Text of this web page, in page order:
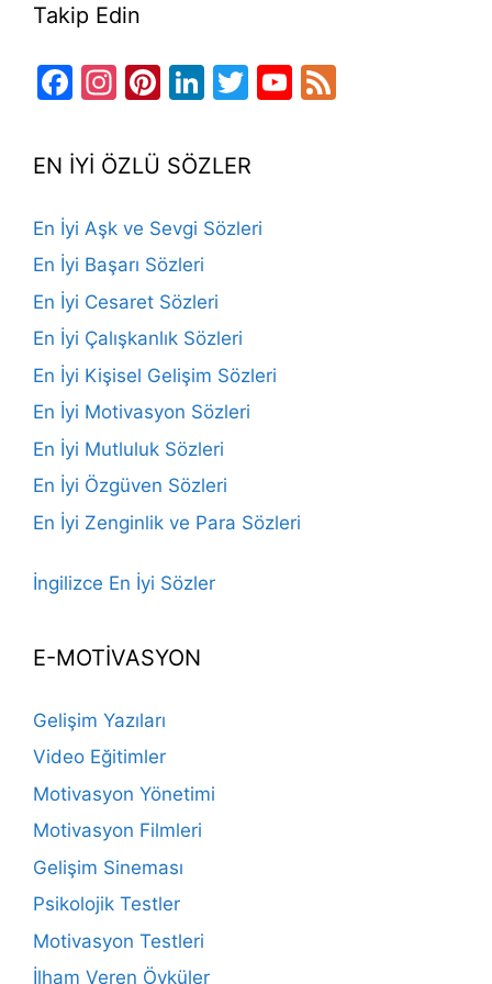
Takip Edin
Facebook
Instagram
Pinterest
LinkedIn
TwitterYouTube
EN İYİ ÖZLÜ SÖZLER
En İyi Aşk ve Sevgi Sözleri
En İyi Başarı Sözleri
En İyi Cesaret Sözleri
En İyi Çalışkanlık Sözleri
En İyi Kişisel Gelişim Sözleri
En İyi Motivasyon Sözleri
En İyi Mutluluk Sözleri
En İyi Özgüven Sözleri
En İyi Zenginlik ve Para Sözleri
İngilizce En İyi Sözler
E-MOTİVASYON
Gelişim Yazıları
Video Eğitimler
Motivasyon Yönetimi
Motivasyon Filmleri
Gelişim Sineması
Psikolojik Testler
Motivasyon Testleri
İlham Veren Öyküler